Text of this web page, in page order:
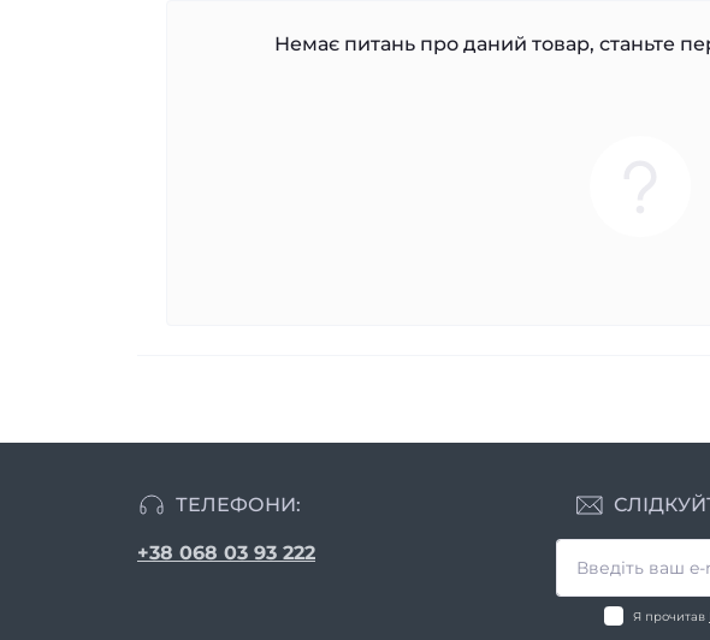
Немає питань про даний товар, станьте
ТЕЛЕФОНИ:
+38 068 03 93 222
Я прочитав